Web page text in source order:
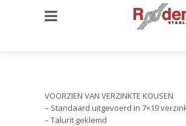
VOORZIEN VAN VERZINKTE KOUSEN
– Standaard uitgevoerd in 7×19
– Talurit geklemd